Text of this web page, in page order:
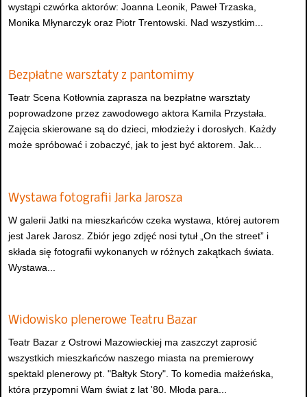
wystąpi czwórka aktorów: Joanna Leonik, Paweł Trzaska,
Monika Młynarczyk oraz Piotr Trentowski. Nad wszystkim...
Bezpłatne warsztaty z pantomimy
Teatr Scena Kotłownia zaprasza na bezpłatne warsztaty
poprowadzone przez zawodowego aktora Kamila Przystała.
Zajęcia skierowane są do dzieci, młodzieży i dorosłych. Każdy
może spróbować i zobaczyć, jak to jest być aktorem. Jak...
Wystawa fotografii Jarka Jarosza
W galerii Jatki na mieszkańców czeka wystawa, której autorem
jest Jarek Jarosz. Zbiór jego zdjęć nosi tytuł „On the street” i
składa się fotografii wykonanych w różnych zakątkach świata.
Wystawa...
Widowisko plenerowe Teatru Bazar
Teatr Bazar z Ostrowi Mazowieckiej ma zaszczyt zaprosić
wszystkich mieszkańców naszego miasta na premierowy
spektakl plenerowy pt. "Bałtyk Story". To komedia małżeńska,
która przypomni Wam świat z lat '80. Młoda para...